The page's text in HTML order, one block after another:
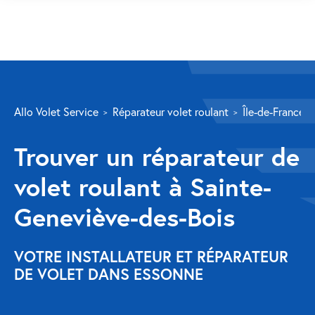
Volet roulant
Réparation
Volet roulant Velux
Au-delà de la fenêtre
Réparation store banne
Réparation portail
Allo Volet Service Réparateur volet roulant Île-de-France
Trouver un réparateur de
volet roulant à Sainte-
Geneviève-des-Bois
VOTRE INSTALLATEUR ET RÉPARATEUR
DE VOLET DANS ESSONNE